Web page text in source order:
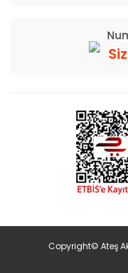
Copyright© Ateş